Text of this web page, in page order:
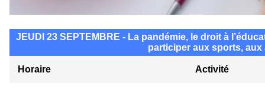
JEUDI 23 SEPTEMBRE - La pandémie, le droit à
participer aux sports,
Horaire Activité